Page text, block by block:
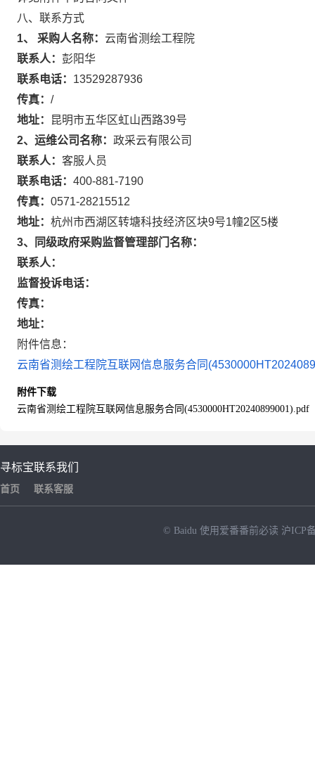
八、联系方式
1、 采购人名称： 云南省测绘工程院
联系人： 彭阳华
联系电话： 13529287936
传真： /
地址：
昆明市五华区虹山西路39号
2、运维公司名称： 政采云有限公司
联系人： 客服人员
联系电话： 400-881-7190
传真： 0571-28215512
地址： 杭州市西湖区转塘科技经济区块9号1幢2区5楼
3、同级政府采购监督管理部门名称：
联系人：
监督投诉电话：
传真：
地址：
附件信息：
云南省测绘工程院互联网信息服务合同
附件下载
云南省测绘工程院互联网信息服务合同(4530000HT20240899001).pdf
寻标宝
首页
联系我们
联系客服
© Baidu 使用爱番番前必读 沪ICP